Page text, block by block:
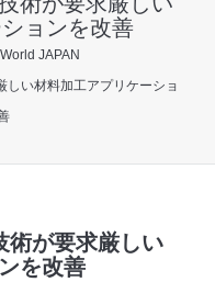
ピックアップ
ョンを改善
JAPAN
しい材料加工アプリケーショ
術が要求厳しい
を改善